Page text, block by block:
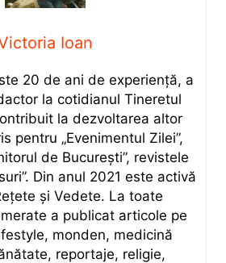
Ioan
20 de ani de experiență, a
la cotidianul Tineretul
la dezvoltarea altor
pentru „Evenimentul Zilei”,
de București”, revistele
Din anul 2021 este activă
și Vedete. La toate
a publicat articole pe
monden, medicină
reportaje, religie,